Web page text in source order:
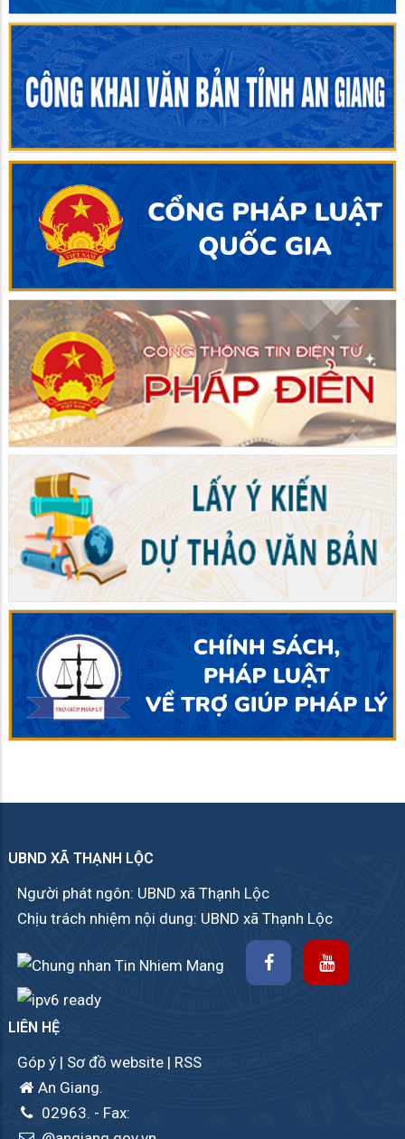
UBND XÃ THẠNH LỘC
Người phát ngôn: UBND xã Thạnh Lộc
Chịu trách nhiệm nội dung: UBND xã Thạnh Lộc
LIÊN HỆ
Góp ý | Sơ đồ website | RSS
An Giang.
02963. - Fax: